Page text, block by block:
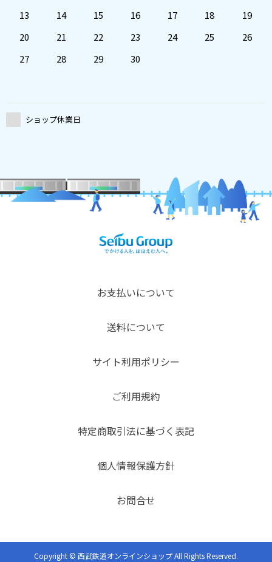
13
14 15 16 17 18
19
20
21 22 23 24 25
26
27
28 29 30
ショップ休業日
お支払いについて
送料について
サイト利用ポリシー
ご利用規約
特定商取引法に基づく表記
個人情報保護方針
お問合せ
Copyright © 西武鉄道オンラインショップ All Rights Reserved.